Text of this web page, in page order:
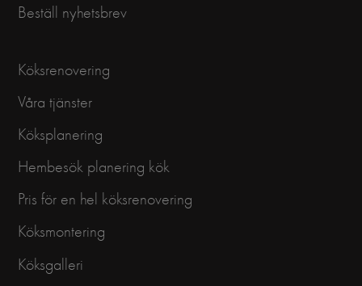
Beställ nyhetsbrev
Köksrenovering
Våra tjänster
Köksplanering
Hembesök planering kök
Pris för en hel köksrenovering
Köksmontering
Köksgalleri